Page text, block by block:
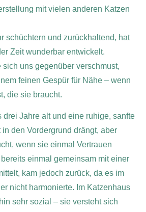
mit vielen anderen Katzen
schüchtern und zurückhaltend, hat
Zeit wunderbar entwickelt.
sich uns gegenüber verschmust,
feinen Gespür für Nähe – wenn
die sie braucht.
drei Jahre alt und eine ruhige, sanfte
den Vordergrund drängt, aber
wenn sie einmal Vertrauen
einmal gemeinsam mit einer
kam jedoch zurück, da es im
nicht harmonierte. Im Katzenhaus
sehr sozial – sie versteht sich